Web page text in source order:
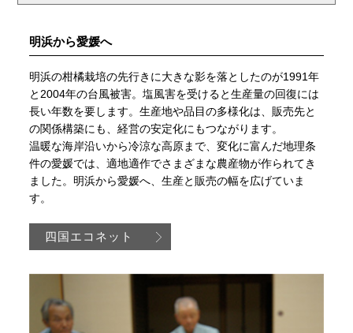
明浜から愛媛へ
明浜の柑橘栽培の先行きに大きな影を落としたのが1991年
と2004年の台風被害。塩風害を受けると生産量の回復には
長い年数を要します。生産地や品目の多様化は、販売先と
の関係構築にも、経営の安定化にもつながります。
温暖な海岸沿いから冷涼な高原まで、変化に富んだ地理条
件の愛媛では、適地適作でさまざまな農産物が作られてき
ました。明浜から愛媛へ、生産と販売の幅を広げていま
す。
四国エコネット